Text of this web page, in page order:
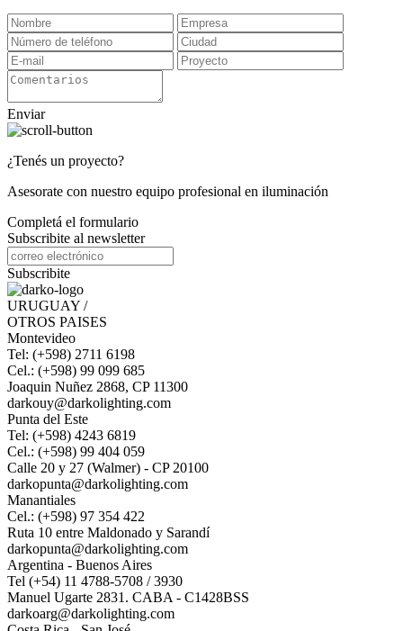
Enviar
¿Tenés un proyecto?
Asesorate con nuestro equipo profesional en iluminación
Completá el formulario
Subscribite al newsletter
Subscribite
URUGUAY /
OTROS PAISES
Montevideo
Tel: (+598) 2711 6198
Cel.: (+598) 99 099 685
Joaquin Nuñez 2868, CP 11300
darkouy@darkolighting.com
Punta del Este
Tel: (+598) 4243 6819
Cel.: (+598) 99 404 059
Calle 20 y 27 (Walmer) - CP 20100
darkopunta@darkolighting.com
Manantiales
Cel.: (+598) 97 354 422
Ruta 10 entre Maldonado y Sarandí
darkopunta@darkolighting.com
Argentina - Buenos Aires
Tel (+54) 11 4788-5708 / 3930
Manuel Ugarte 2831. CABA - C1428BSS
darkoarg@darkolighting.com